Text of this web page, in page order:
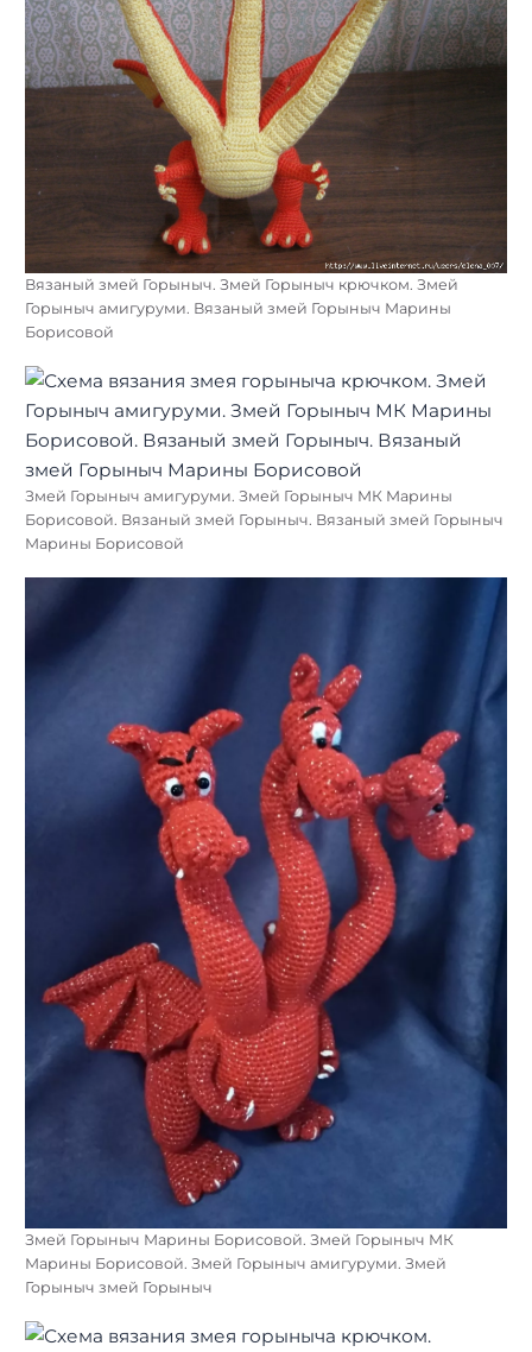
Вязаный змей Горыныч. Змей Горыныч крючком. Змей
Горыныч амигуруми. Вязаный змей Горыныч Марины
Борисовой
Змей Горыныч амигуруми. Змей Горыныч МК Марины
Борисовой. Вязаный змей Горыныч. Вязаный змей Горыныч
Марины Борисовой
Змей Горыныч Марины Борисовой. Змей Горыныч МК
Марины Борисовой. Змей Горыныч амигуруми. Змей
Горыныч змей Горыныч